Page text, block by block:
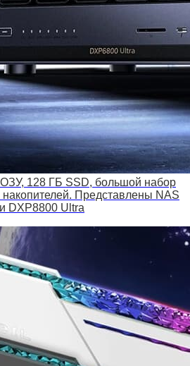
128 ГБ SSD, большой набор
Представлены NAS
DXP8800 Ultra